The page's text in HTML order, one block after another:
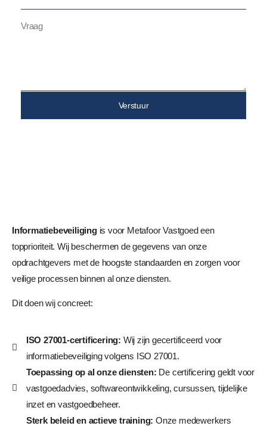
Verstuur
Informatiebeveiligingis voor Metafoor Vastgoed een
topprioriteit. Wij beschermen de gegevens van onze
opdrachtgevers met de hoogste standaarden en zorgen voor
veilige processen binnen al onze diensten.
Dit doen wij concreet:
ISO 27001-certificering: Wij zijn gecertificeerd voor
informatiebeveiliging volgens ISO 27001.
Toepassing op al onze diensten: De certificering geldt voor
vastgoedadvies, softwareontwikkeling, cursussen, tijdelijke
inzet en vastgoedbeheer.
Sterk beleid en actieve training: Onze medewerkers